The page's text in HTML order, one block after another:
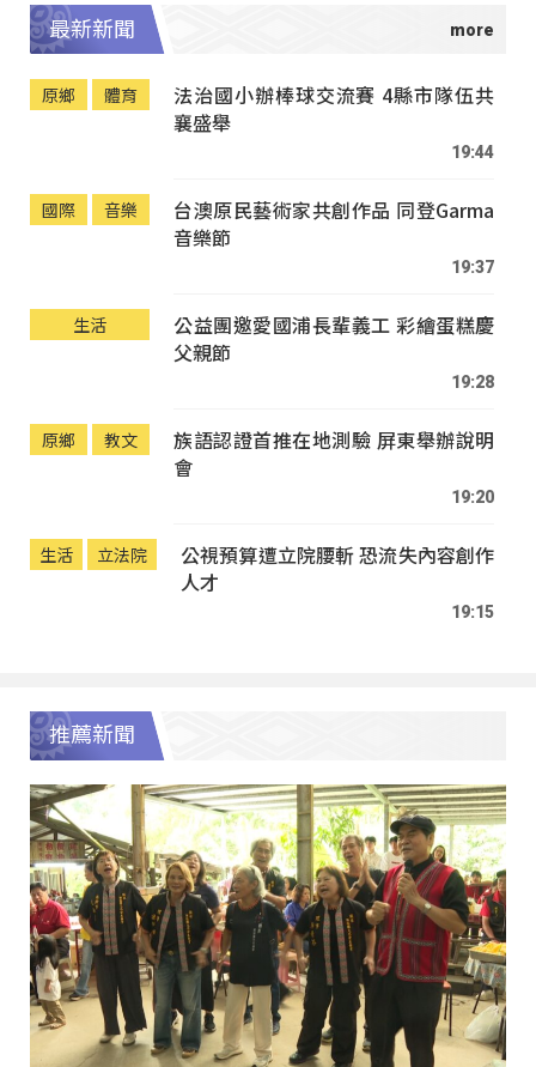
最新新聞
原鄉 體育
法治國小辦棒球交流賽 4縣市隊伍共
襄盛舉
19:44
國際 音樂
台澳原民藝術家共創作品 同登Garma
音樂節
19:37
生活
公益團邀愛國浦長輩義工 彩繪蛋糕慶
父親節
19:28
原鄉 教文
族語認證首推在地測驗 屏東舉辦說明
會
19:20
生活 立法院
公視預算遭立院腰斬 恐流失內容創作
人才
19:15
推薦新聞